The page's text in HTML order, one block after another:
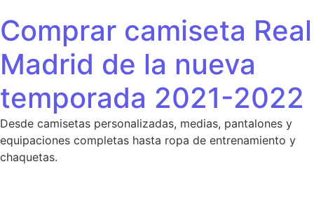
Comprar camiseta Real
Madrid de la nueva
temporada 2021-2022
Desde camisetas personalizadas, medias, pantalones y
equipaciones completas hasta ropa de entrenamiento y
chaquetas.